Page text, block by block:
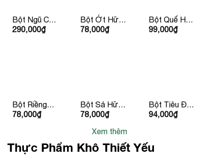
Bột Ngũ Cốc
Hàn Quốc
290,000₫
Bột Ớt Hữu
Cơ 30g
78,000₫
Bột Quế Hữu
Cơ 30g
99,000₫
Bột Riềng
Hữu Cơ 25g
78,000₫
Bột Sả Hữu
Cơ 30g
78,000₫
Bột Tiêu Đen
Hữu Cơ 30g
94,000₫
Xem thêm
Thực Phẩm Khô Thiết Yếu